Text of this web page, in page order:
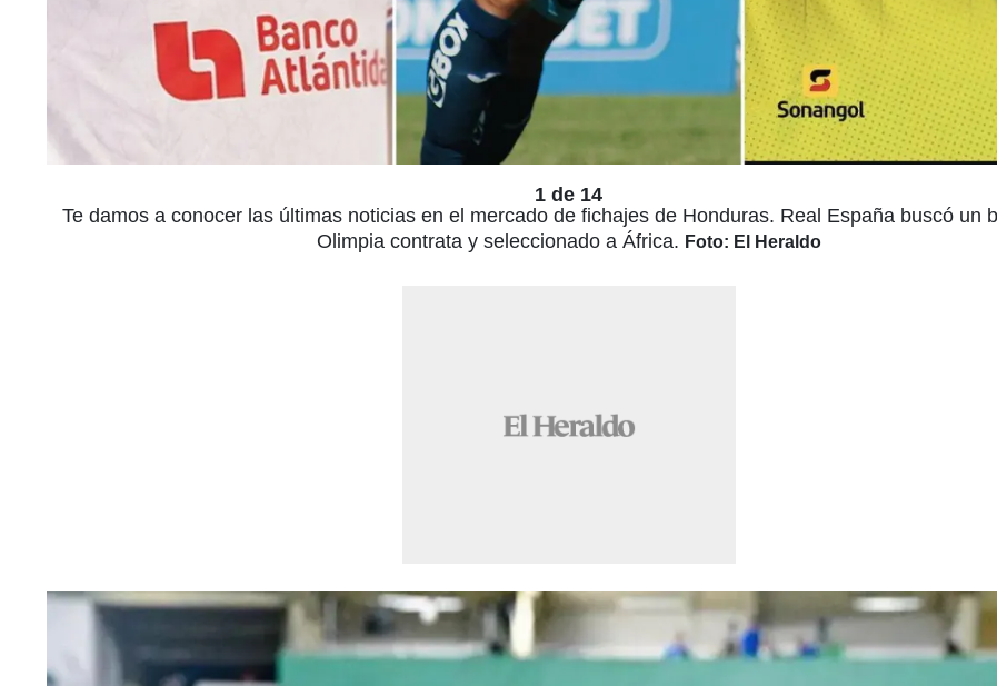
1 de 14
Te damos a conocer las últimas noticias en el mercado de fichajes de Honduras. Real España buscó un
Olimpia contrata y seleccionado a África. Foto: El Heraldo